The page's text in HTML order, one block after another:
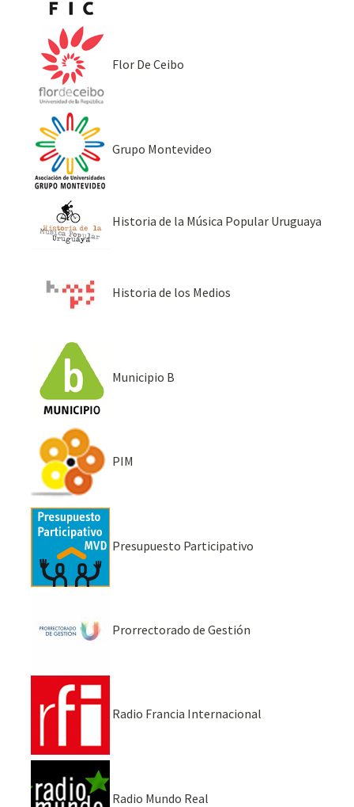
Flor De Ceibo
Grupo Montevideo
Historia de la Música Popular Uruguaya
Historia de los Medios
Municipio B
PIM
Presupuesto Participativo
Prorrectorado de Gestión
Radio Francia Internacional
Radio Mundo Real